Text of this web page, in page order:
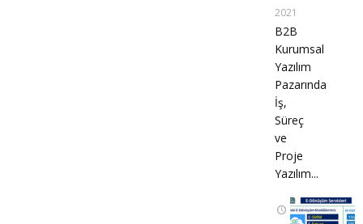
2021
B2B
Kurumsal
Yazılım
Pazarında
İş,
Süreç
ve
Proje
Yazılım...